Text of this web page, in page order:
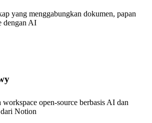
yang menggabungkan dokumen, papan
dengan AI
open-source berbasis AI dan
Notion